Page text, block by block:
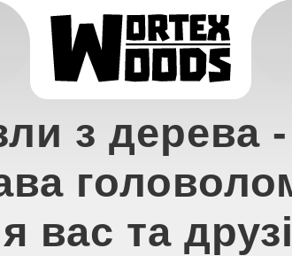
з дерева
вас та